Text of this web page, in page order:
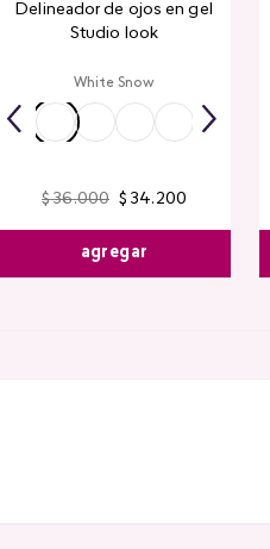
Delineador de ojos en gel
Studio look
White Snow
$ 36.000 $ 34. 200
agregar